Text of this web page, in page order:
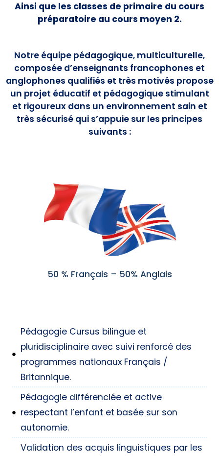
Ainsi que les classes de primaire du cours
préparatoire au cours moyen 2.
Notre équipe pédagogique, multiculturelle,
composée d’enseignants francophones et
anglophones qualifiés et très motivés propose
un projet éducatif et pédagogique stimulant
et rigoureux dans un environnement sain et
très sécurisé qui s’appuie sur les principes
suivants :
50 % Français – 50% Anglais
Pédagogie Cursus bilingue et
pluridisciplinaire avec suivi renforcé des
programmes nationaux Français /
Britannique.
Pédagogie différenciée et active
respectant l’enfant et basée sur son
autonomie.
Validation des acquis linguistiques par les